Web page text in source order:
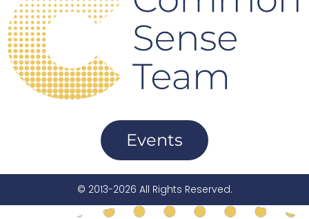
Events
© 2013-2026 All Rights Reserved.